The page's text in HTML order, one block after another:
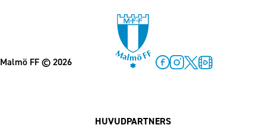
Malmö FF© 2026
HUVUDPARTNERS